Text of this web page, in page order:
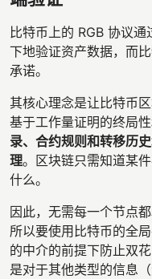
比特币上的 RGB 协议通
下地验证资产数据，而
承诺。
其核心理念是让比特币
基于工作量证明的终局性
录、合约规则和转移历
理。区块链只需知道某
什么。
因此，无需每一个节点
所以要使用比特币的全
的中介的前提下防止双
是对于其他类型的信息